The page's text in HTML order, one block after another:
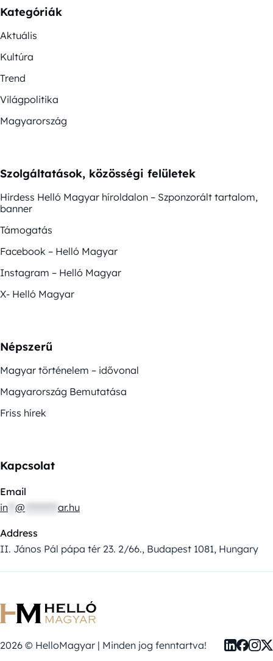
Kategóriák
Aktuális
Kultúra
Trend
Világpolitika
Magyarország
Szolgáltatások, közösségi felületek
Hirdess Helló Magyar híroldalon – Szponzorált tartalom,
banner
Támogatás
Facebook – Helló Magyar
Instagram – Helló Magyar
X- Helló Magyar
Népszerű
Magyar történelem – idővonal
Magyarország Bemutatása
Friss hírek
Kapcsolat
Email
in @ ar.hu
Address
II. János Pál pápa tér 23. 2/66., Budapest 1081, Hungary
2026 © HelloMagyar | Minden jog fenntartva!